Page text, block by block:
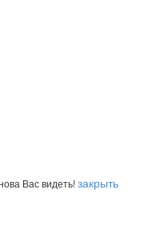
Вас видеть!закрыть